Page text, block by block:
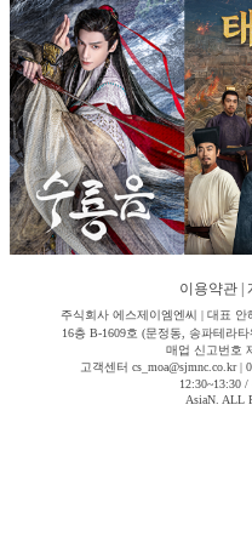
이용약관
주식회사 에스제이엠엔씨 | 대표
16층 B-1609호 (문정동, 송파테라
매업 신고번호
고객센터 cs_moa@sjmnc.co.kr |
12:30~13:30
AsiaN. ALL